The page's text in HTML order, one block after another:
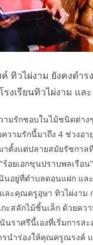
ทิวไผ่งาม ยังคงดำร
งเรียนทิวไผ่งาม แล
ามรักชอบในไม้ชนิดต่าง
วามรักนี้มาถึง 4 ช่วงอ
าตั้งแต่ปลายสมัยรัชกา
อยเอกขุนปราบพลเรือ
นอยู่ที่ตำบลดอนแฝก แล
ะคุณครูอุษา ทิวไผ่งาม
กะสลักไม้ชิ้นเล็ก ด้วยคว
นราศรีนี้เองที่เริ่มการส
รนำร่องให้คุณครูณรงค์